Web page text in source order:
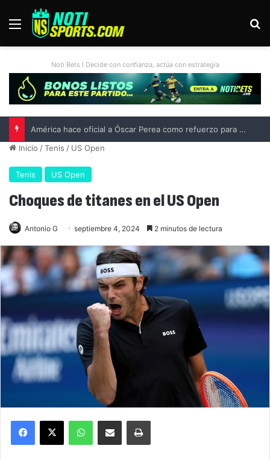
Menú
Noti Bets I Decide con confianza, actúa con estrategia
Inicio /Tenis / US Open
Tenis US Open
Choques de titanes en el US Open
Antonio G septiembre 4, 2024 2 minutos de lectura
Facebook
X WhatsAppCompartir por correo electrónicoImprimir